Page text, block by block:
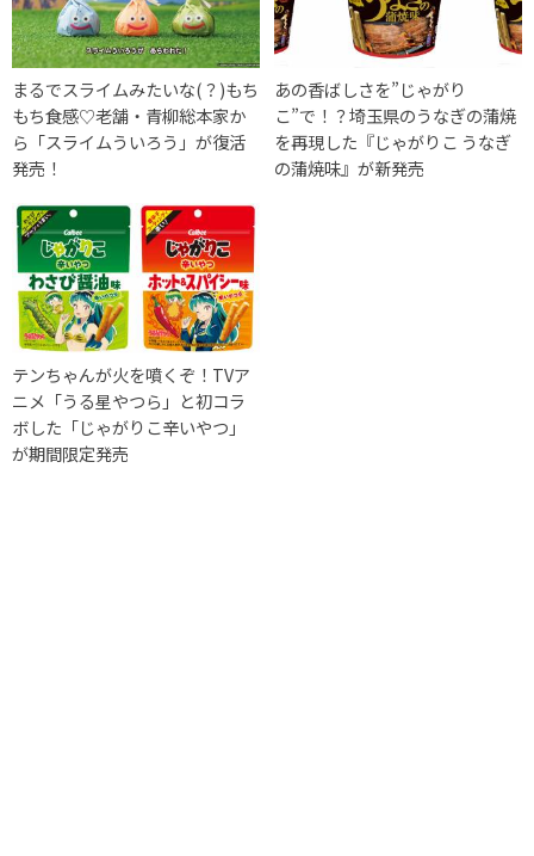
まるでスライムみたいな(？)もち
もち食感♡老舗・青柳総本家か
ら「スライムういろう」が復活
発売！
あの香ばしさを”じゃがり
こ”で！？埼玉県のうなぎの蒲焼
を再現した『じゃがりこ うなぎ
の蒲焼味』が新発売
テンちゃんが火を噴くぞ！TVア
ニメ「うる星やつら」と初コラ
ボした「じゃがりこ辛いやつ」
が期間限定発売